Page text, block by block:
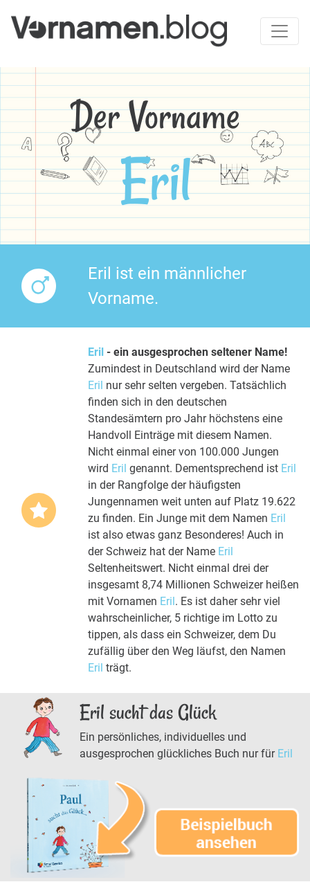
Der Vorname
Eril
Eril ist ein männlicher
Vorname.
Eril - ein ausgesprochen seltener Name!
Zumindest in Deutschland wird der Name
Eril nur sehr selten vergeben. Tatsächlich
finden sich in den deutschen
Standesämtern pro Jahr höchstens eine
Handvoll Einträge mit diesem Namen.
Nicht einmal einer von 100.000 Jungen
wird Eril genannt. Dementsprechend ist Eril
in der Rangfolge der häufigsten
Jungennamen weit unten auf Platz 19.622
zu finden. Ein Junge mit dem Namen Eril
ist also etwas ganz Besonderes! Auch in
der Schweiz hat der Name Eril
Seltenheitswert. Nicht einmal drei der
insgesamt 8,74 Millionen Schweizer heißen
mit Vornamen Eril. Es ist daher sehr viel
wahrscheinlicher, 5 richtige im Lotto zu
tippen, als dass ein Schweizer, dem Du
zufällig über den Weg läufst, den Namen
Eril trägt.
Eril sucht das Glück
Ein persönliches, individuelles und
ausgesprochen glückliches Buch nur für Eril